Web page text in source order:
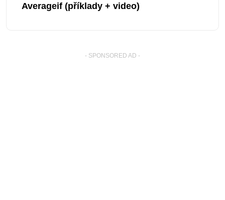
Averageif (příklady + video)
- SPONSORED AD -